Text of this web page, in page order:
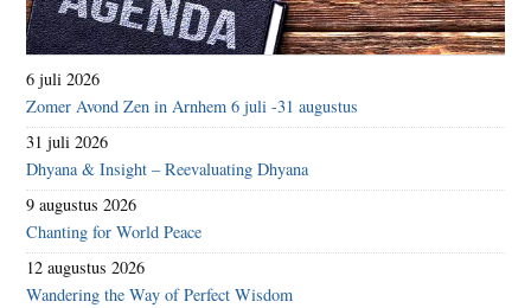
6 juli 2026
Zomer Avond Zen in Arnhem 6 juli -31 augustus
31 juli 2026
Dhyana & Insight – Reevaluating Dhyana
9 augustus 2026
Chanting for World Peace
12 augustus 2026
Wandering the Way of Perfect Wisdom